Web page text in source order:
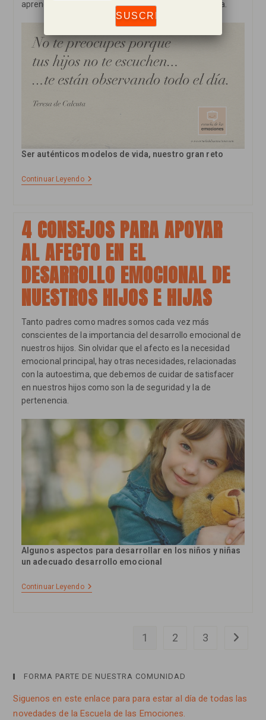
aprendizaje lo van a tomar de nuestro modelo de vida.
Ser auténticos modelos de vida, nuestro gran reto
Continuar LeyendoReflexión:
Los
Que
Nos
Rodean?
4 CONSEJOS PARA APOYAR
AL AFECTO EN EL
DESARROLLO EMOCIONAL DE
NUESTROS HIJOS E HIJAS
Tanto padres como madres somos cada vez más
conscientes de la importancia del desarrollo emocional de
nuestros hijos. Sin olvidar que el afecto es la necesidad
emocional principal, hay otras necesidades, relacionadas
con la autoestima, que debemos de cuidar de satisfacer
en nuestros hijos como son la de seguridad y la de
pertenencia.
Algunos aspectos para desarrollar en los niños y niñas
un adecuado desarrollo emocional
Continuar Leyendo4
Emocional
De
Hijos
E
1 2 3 Ir a la
FORMA PARTE DE NUESTRA COMUNIDAD
Siguenos en este enlace para para estar al día de todas las
novedades de la Escuela de las Emociones.